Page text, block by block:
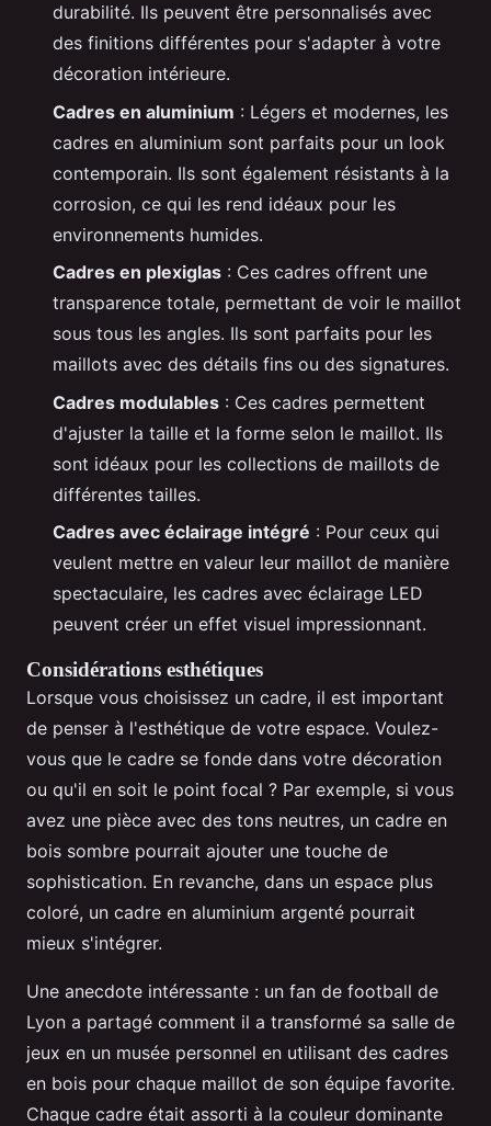
durabilité. Ils peuvent être personnalisés avec
des finitions différentes pour s'adapter à votre
décoration intérieure.
Cadres en aluminium : Légers et modernes, les
cadres en aluminium sont parfaits pour un look
contemporain. Ils sont également résistants à la
corrosion, ce qui les rend idéaux pour les
environnements humides.
Cadres en plexiglas : Ces cadres offrent une
transparence totale, permettant de voir le maillot
sous tous les angles. Ils sont parfaits pour les
maillots avec des détails fins ou des signatures.
Cadres modulables : Ces cadres permettent
d'ajuster la taille et la forme selon le maillot. Ils
sont idéaux pour les collections de maillots de
différentes tailles.
Cadres avec éclairage intégré : Pour ceux qui
veulent mettre en valeur leur maillot de manière
spectaculaire, les cadres avec éclairage LED
peuvent créer un effet visuel impressionnant.
Considérations esthétiques
Lorsque vous choisissez un cadre, il est important
de penser à l'esthétique de votre espace. Voulez-
vous que le cadre se fonde dans votre décoration
ou qu'il en soit le point focal ? Par exemple, si vous
avez une pièce avec des tons neutres, un cadre en
bois sombre pourrait ajouter une touche de
sophistication. En revanche, dans un espace plus
coloré, un cadre en aluminium argenté pourrait
mieux s'intégrer.
Une anecdote intéressante : un fan de football de
Lyon a partagé comment il a transformé sa salle de
jeux en un musée personnel en utilisant des cadres
en bois pour chaque maillot de son équipe favorite.
Chaque cadre était assorti à la couleur dominante